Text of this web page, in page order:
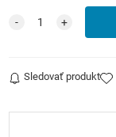
Sledovať produkt